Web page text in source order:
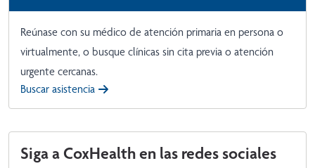
Reúnase con su médico de atención primaria en persona o
virtualmente, o busque clínicas sin cita previa o atención
urgente cercanas.
Buscar asistencia
Siga a CoxHealth en las redes sociales